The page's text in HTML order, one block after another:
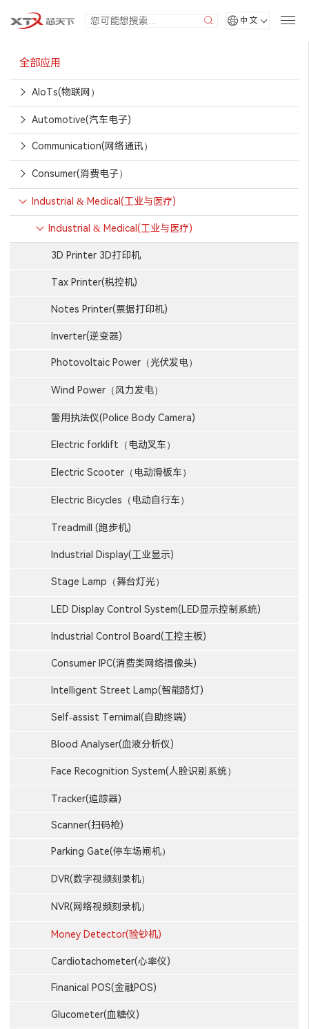
中文
全部应用
AIoTs(物联网）
Automotive(汽车电子)
Communication(网络通讯）
Consumer(消费电子）
Industrial & Medical(工业与医疗)
Industrial & Medical(工业与医疗)
3D Printer 3D打印机
Tax Printer(税控机)
Notes Printer(票据打印机)
Inverter(逆变器)
Photovoltaic Power（光伏发电）
Wind Power（风力发电）
警用执法仪(Police Body Camera)
Electric forklift（电动叉车）
Electric Scooter（电动滑板车）
Electric Bicycles（电动自行车）
Treadmill (跑步机)
Industrial Display(工业显示)
Stage Lamp（舞台灯光）
LED Display Control System(LED显示控制系统)
Industrial Control Board(工控主板)
Consumer IPC(消费类网络摄像头)
Intelligent Street Lamp(智能路灯)
Self-assist Ternimal(自助终端)
Blood Analyser(血液分析仪)
Face Recognition System(人脸识别系统）
Tracker(追踪器)
Scanner(扫码枪)
Parking Gate(停车场闸机）
DVR(数字视频刻录机）
NVR(网络视频刻录机）
Money Detector(验钞机)
Cardiotachometer(心率仪)
Finanical POS(金融POS)
Glucometer(血糖仪)